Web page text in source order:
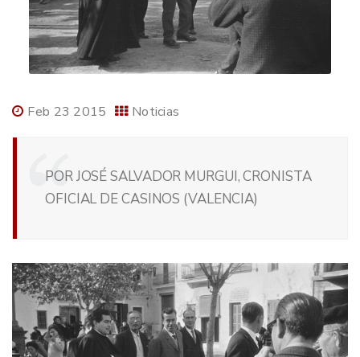
Feb 23 2015 Noticias
POR JOSÉ SALVADOR MURGUI, CRONISTA
OFICIAL DE CASINOS (VALENCIA)